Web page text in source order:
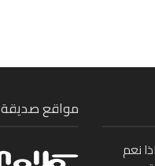
مواقع صديقة
نعم